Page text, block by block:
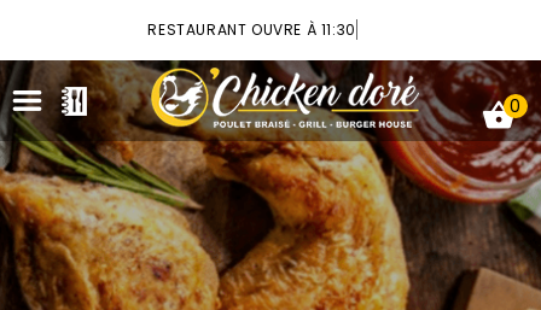
RESTAURANT OUVRE À 11:30
ACCUEIL
0